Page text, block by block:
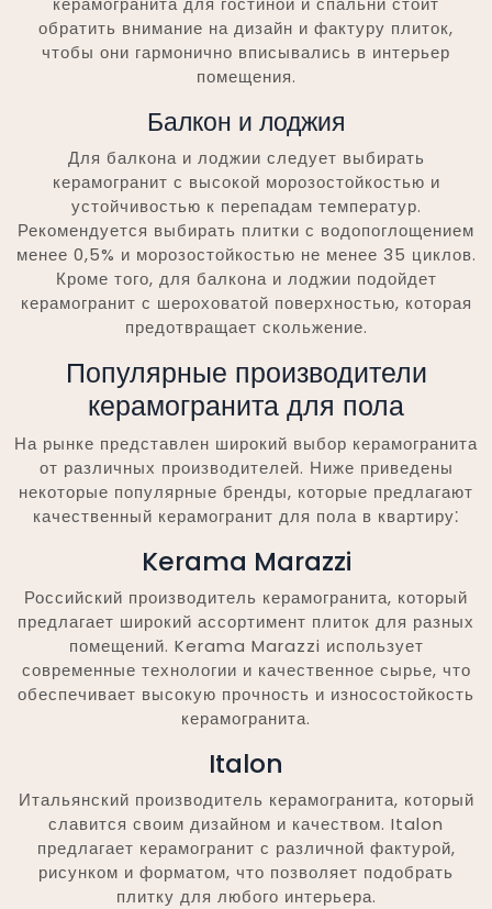
обратить внимание на дизайн и фактуру плиток,
чтобы они гармонично вписывались в интерьер
помещения.
Балкон и лоджия
Для балкона и лоджии следует выбирать
керамогранит с высокой морозостойкостью и
устойчивостью к перепадам температур.
Рекомендуется выбирать плитки с водопоглощением
менее 0,5% и морозостойкостью не менее 35 циклов.
Кроме того, для балкона и лоджии подойдет
керамогранит с шероховатой поверхностью, которая
предотвращает скольжение.
Популярные производители
керамогранита для пола
На рынке представлен широкий выбор керамогранита
от различных производителей. Ниже приведены
некоторые популярные бренды, которые предлагают
качественный керамогранит для пола в квартиру⁚
Kerama Marazzi
Российский производитель керамогранита, который
предлагает широкий ассортимент плиток для разных
помещений. Kerama Marazzi использует
современные технологии и качественное сырье, что
обеспечивает высокую прочность и износостойкость
керамогранита.
Italon
Итальянский производитель керамогранита, который
славится своим дизайном и качеством. Italon
предлагает керамогранит с различной фактурой,
рисунком и форматом, что позволяет подобрать
плитку для любого интерьера.